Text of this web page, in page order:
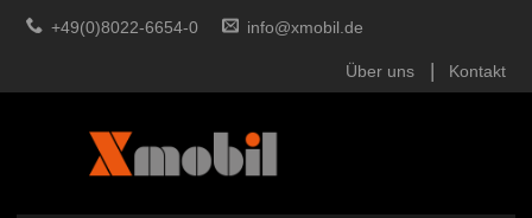
+49(0)8022-6654-0 info@xmobil.de
Über uns Kontakt